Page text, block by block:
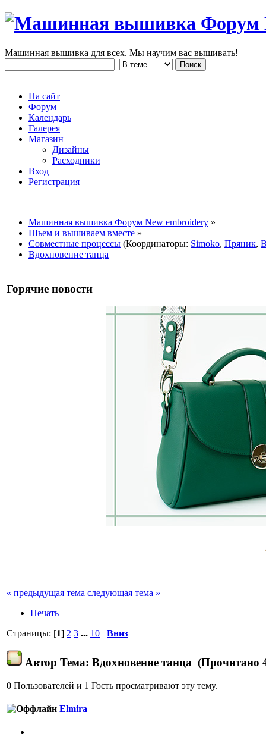
Машинная вышивка для всех. Мы научим вас вышивать!
На сайт
Форум
Календарь
Галерея
Магазин
Дизайны
Расходники
Вход
Регистрация
Машинная вышивка Форум New embroidery »
Шьем и вышиваем вместе »
Совместные процессы (Координаторы: Simoko, Пряник,
Вдохновение танца
Горячие новости
« предыдущая тема следующая тема »
Печать
Страницы: [1] 2 3 ... 10 Вниз
Автор Тема: Вдохновение танца (Прочитано
0 Пользователей и 1 Гость просматривают эту тему.
Elmira